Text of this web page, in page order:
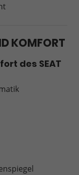
KOMFORT
des SEAT